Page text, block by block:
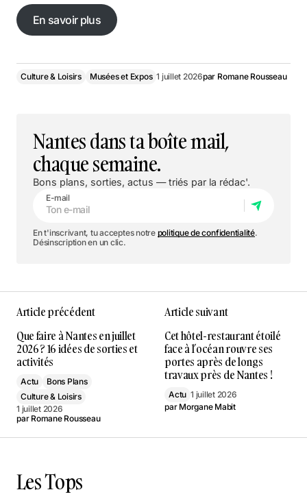
En savoir plus
En savoir plus
Culture & Loisirs Musées et Expos 1 juillet 2026par Romane Rousseau
Nantes dans ta boîte mail,
chaque semaine.
Bons plans, sorties, actus — triés par la rédac'.
E-mail
En t'inscrivant, tu acceptes notre politique de confidentialité.
Désinscription en un clic.
Article précédent
Que faire à Nantes en juillet
2026 ? 16 idées de sorties et
activités
Actu
Bons Plans
Culture & Loisirs
1 juillet 2026
par Romane Rousseau
Article suivant
Cet hôtel-restaurant étoilé
face à l’océan rouvre ses
portes après de longs
travaux près de Nantes !
Actu 1 juillet 2026
par Morgane Mabit
Les Tops